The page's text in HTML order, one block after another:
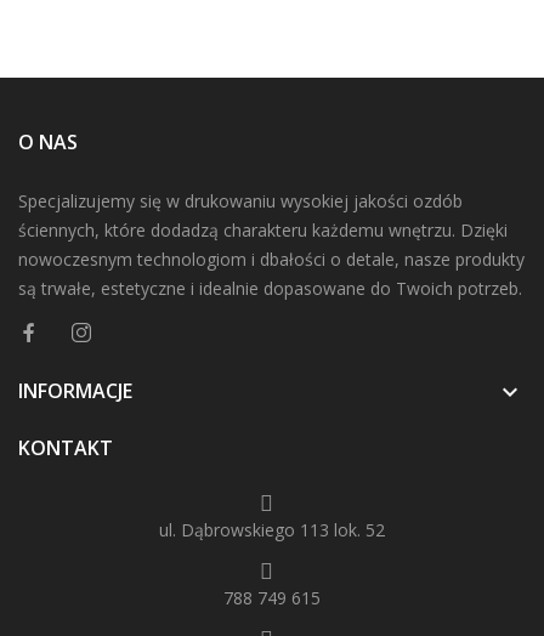
O NAS
Specjalizujemy się w drukowaniu wysokiej jakości ozdób
ściennych, które dodadzą charakteru każdemu wnętrzu. Dzięki
nowoczesnym technologiom i dbałości o detale, nasze produkty
są trwałe, estetyczne i idealnie dopasowane do Twoich potrzeb.
INFORMACJE 
KONTAKT
ul. Dąbrowskiego 113 lok. 52
788 749 615